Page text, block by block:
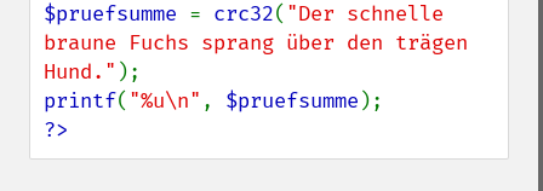
$pruefsumme = crc32( "Der schnelle
braune Fuchs sprang über den trägen
Hund."
printf( "%u\n" , $pruefsumme
?>